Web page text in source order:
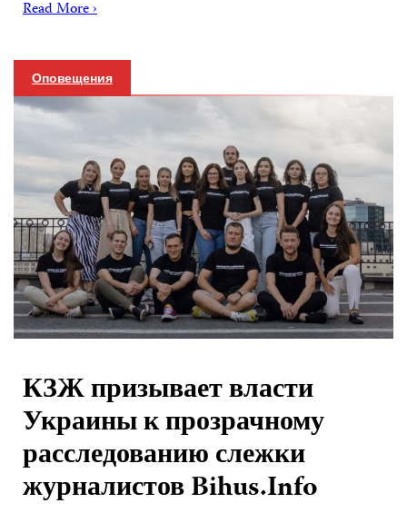
Read More ›
Оповещения
КЗЖ призывает власти
Украины к прозрачному
расследованию слежки
журналистов Bihus.Info